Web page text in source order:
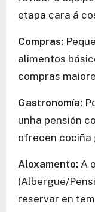
etapa cara á
Compras:
alimentos
compras
Gastronomía:
unha pensión
ofrecen cociña
Aloxamento: A
(Albergue/
reservar en